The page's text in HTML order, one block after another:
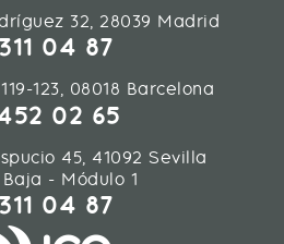
32, 28039 Madrid
04 87
123, 08018 Barcelona
02 65
45, 41092 Sevilla
- Módulo 1
04 87